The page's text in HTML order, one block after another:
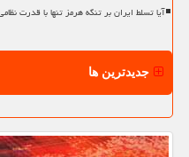
آیا تسلط ایران بر تنگه هرمز تنها با قدرت
جدیدترین ها